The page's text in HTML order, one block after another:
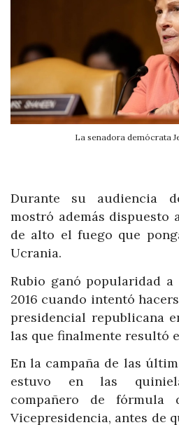
La senadora demócrata
Durante su audiencia
mostró además dispuesto
de alto el fuego que
Ucrania.
Rubio ganó popularidad
2016 cuando intentó
presidencial republicana
las que finalmente resultó
En la campaña de las
estuvo en las
compañero de
Vicepresidencia, antes de